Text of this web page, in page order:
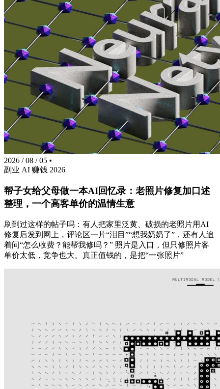
2026 / 08 / 05 •
副业 AI 赚钱 2026
帮子女给父母做一本AI回忆录：老照片修复加口述
整理，一个高客单价的温情生意
刷到过这样的帖子吗：有人把家里泛黄、破损的老照片用AI
修复后发到网上，评论区一片“泪目”“想我奶奶了”，还有人追
着问“怎么收费？能帮我修吗？” 照片是入口，但只修照片客
单价太低，竞争也大。真正值钱的，是把“一张照片”